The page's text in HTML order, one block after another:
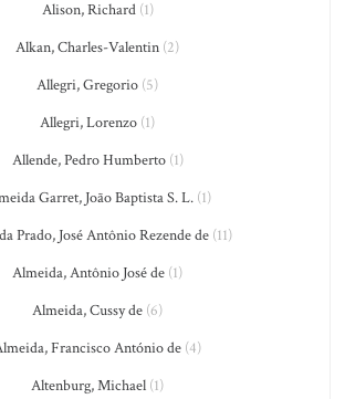
Alison, Richard(1)
Alkan, Charles-Valentin (2)
Allegri, Gregorio (5)
Allegri, Lorenzo (1)
Allende, Pedro Humberto(1)
Garret, João Baptista S. L.(1)
Prado, José Antônio Rezende de (11)
Almeida, Antônio José de (1)
Almeida, Cussy de (6)
Francisco António de (4)
Altenburg, Michael (1)